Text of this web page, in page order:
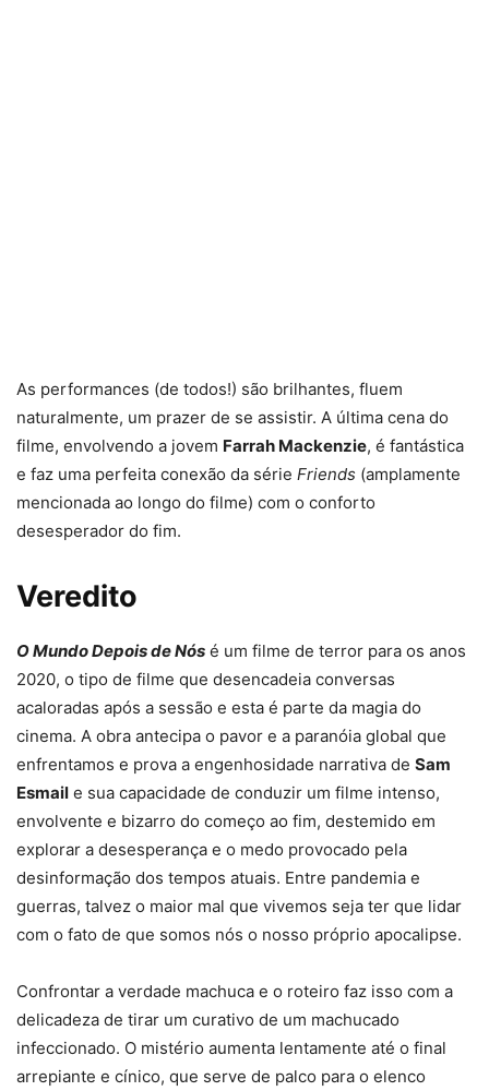
As performances (de todos!) são brilhantes, fluem
naturalmente, um prazer de se assistir. A última cena do
filme, envolvendo a jovem Farrah Mackenzie, é fantástica
e faz uma perfeita conexão da série Friends (amplamente
mencionada ao longo do filme) com o conforto
desesperador do fim.
Veredito
O Mundo Depois de Nós é um filme de terror para os anos
2020, o tipo de filme que desencadeia conversas
acaloradas após a sessão e esta é parte da magia do
cinema. A obra antecipa o pavor e a paranóia global que
enfrentamos e prova a engenhosidade narrativa de Sam
Esmail e sua capacidade de conduzir um filme intenso,
envolvente e bizarro do começo ao fim, destemido em
explorar a desesperança e o medo provocado pela
desinformação dos tempos atuais. Entre pandemia e
guerras, talvez o maior mal que vivemos seja ter que lidar
com o fato de que somos nós o nosso próprio apocalipse.
Confrontar a verdade machuca e o roteiro faz isso com a
delicadeza de tirar um curativo de um machucado
infeccionado. O mistério aumenta lentamente até o final
arrepiante e cínico, que serve de palco para o elenco